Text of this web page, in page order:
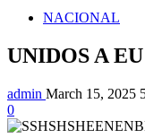
NACIONAL
UNIDOS A
admin March 15, 2025
0